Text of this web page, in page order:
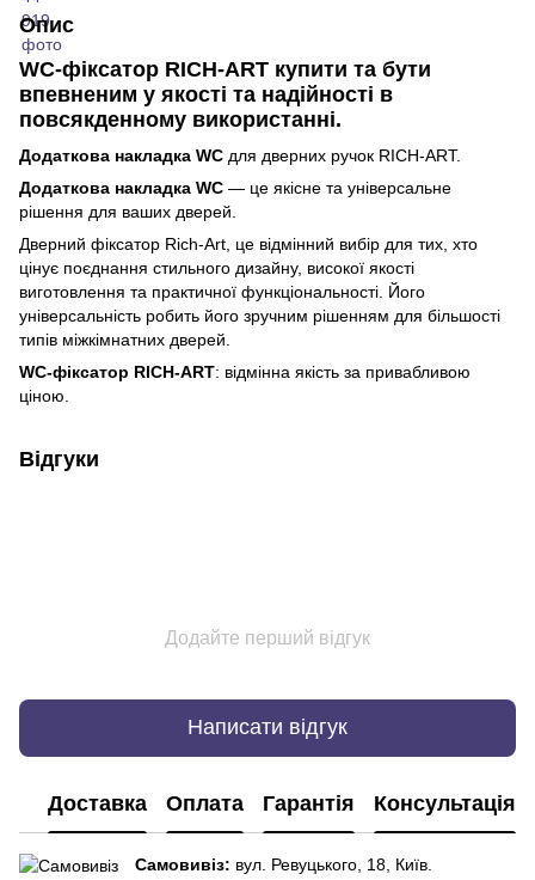
Опис
WC-фіксатор RICH-ART купити та бути
впевненим у якості та надійності в
повсякденному використанні.
Додаткова накладка WC для дверних ручок RICH-ART.
Додаткова накладка WC — це якісне та універсальне
рішення для ваших дверей.
Дверний фіксатор Rich-Art, це відмінний вибір для тих, хто
цінує поєднання стильного дизайну, високої якості
виготовлення та практичної функціональності. Його
універсальність робить його зручним рішенням для більшості
типів міжкімнатних дверей.
WC-фіксатор RICH-ART: відмінна якість за привабливою
ціною.
Відгуки
Додайте перший відгук
Написати відгук
Доставка Оплата Гарантія Консультація
Самовивіз: вул. Ревуцького, 18, Київ.